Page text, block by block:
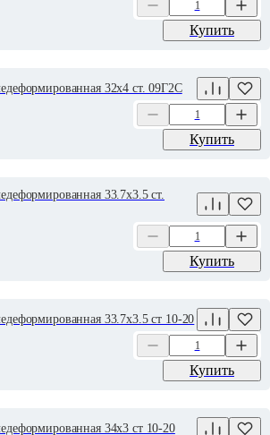
Купить
32х4 ст. 09Г2С
Купить
33.7х3.5 ст.
Купить
33.7х3.5 ст 10-20
Купить
34х3 ст 10-20